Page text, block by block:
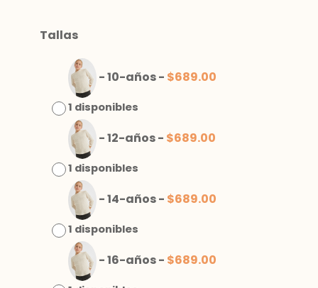
Tallas
-10-años- $689.00
1 disponibles
-12-años- $689.00
1 disponibles
-14-años- $689.00
1 disponibles
-16-años- $689.00